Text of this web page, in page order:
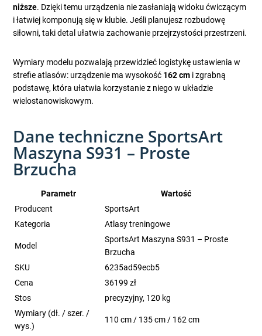
niższe. Dzięki temu urządzenia nie zasłaniają widoku ćwiczącym
i łatwiej komponują się w klubie. Jeśli planujesz rozbudowę
siłowni, taki detal ułatwia zachowanie przejrzystości przestrzeni.
Wymiary modelu pozwalają przewidzieć logistykę ustawienia w
strefie atlasów: urządzenie ma wysokość 162 cm i zgrabną
podstawę, która ułatwia korzystanie z niego w układzie
wielostanowiskowym.
Dane techniczne SportsArt
Maszyna S931 – Proste
Brzucha
Parametr
Wartość
Producent
SportsArt
Kategoria
Atlasy treningowe
Model
SportsArt Maszyna S931 – Proste
Brzucha
SKU
6235ad59ecb5
Cena
36199 zł
Stos
precyzyjny, 120 kg
Wymiary (dł. / szer. /
wys.)
110 cm / 135 cm / 162 cm